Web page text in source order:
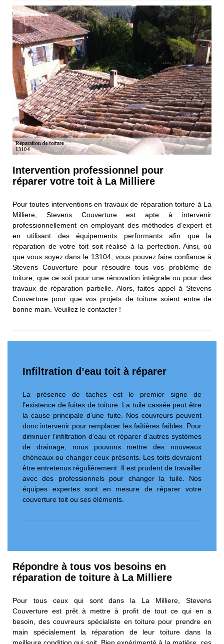
Intervention professionnel pour
réparer votre toit à La Milliere
Pour toutes interventions en travaux de réparation toiture à La
Milliere, Stevens Couverture est apte à intervenir
professionnellement en employant des méthodes d’expert et
en utilisant des équipements performants afin que la
réparation de votre toit soit réalisé à la perfection. Ainsi, où
que vous soyez dans le 13104, vous pouvez faire confiance à
Stevens Couverture pour résoudre tous vos problème de
toiture, que ce soit pour une rénovation intégrale ou pour des
travaux de réparation partielle. Alors, faites appel à Stevens
Couverture pour que vos projets de toiture soient entre de
bonne main. Veuillez le contacter !
Infiltration d’eau toit à réparer
La présence de taches est le premier signe de
l’existence de fuites de toiture. La tuile cassée peut être
la cause principale d’une fuite. Nos couvreurs peuvent
donc intervenir pour remplacer les faîtières faibles. Pour
diminuer l’infiltration d’eau et réparer d'autres systèmes
de drainage, nous pouvons mettre des nouveaux
chéneaux ou changer ceux présents. Les toits devraient
être entretenus régulièrement. Il est prudent de travailler
avec des professionnels pour changer la tuile. Nos
équipes expertes sont en mesure de réparer votre
couverture toit ou ses éléments.
Répondre à tous vos besoins en
réparation de toiture à La Milliere
Pour tous ceux qui sont dans la La Milliere, Stevens
Couverture est prêt à mettre à profit de tout ce qui en a
besoin, des couvreurs spécialiste en toiture pour prendre en
main spécialement la réparation de leur toiture dans la